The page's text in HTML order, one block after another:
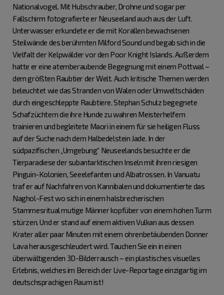
Nationalvogel. Mit Hubschrauber, Drohne und sogar per
Fallschirm fotografierte er Neuseeland auch aus der Luft.
Unterwasser erkundete er die mit Korallen bewachsenen
Steilwände des berühmten Milford Sound und begab sich in die
Vielfalt der Kelpwälder vor den Poor Knight Islands. Außerdem
hatte er eine atemberaubende Begegnung mit einem Pottwal –
dem größten Raubtier der Welt. Auch kritische Themen werden
beleuchtet wie das Stranden von Walen oder Umweltschäden
durch eingeschleppte Raubtiere. Stephan Schulz begegnete
Schafzüchtern die ihre Hunde zu wahren Meisterhelfern
trainieren und begleitete Maori in einem für sie heiligen Fluss
auf der Suche nach dem Halbedelstein Jade. In der
südpazifischen „Umgebung“ Neuseelands besuchte er die
Tierparadiese der subantarktischen Inseln mit ihren riesigen
Pinguin-Kolonien, Seeelefanten und Albatrossen. In Vanuatu
traf er auf Nachfahren von Kannibalen und dokumentierte das
Naghol-Fest wo sich in einem halsbrecherischen
Stammesritual mutige Männer kopfüber von einem hohen Turm
stürzen. Und er stand auf einem aktiven Vulkan aus dessen
Krater aller paar Minuten mit einem ohrenbetäubenden Donner
Lava herausgeschleudert wird. Tauchen Sie ein in einen
überwältigenden 3D-Bilderrausch – ein plastisches visuelles
Erlebnis, welches im Bereich der Live-Reportage einzigartig im
deutschsprachigen Raum ist!